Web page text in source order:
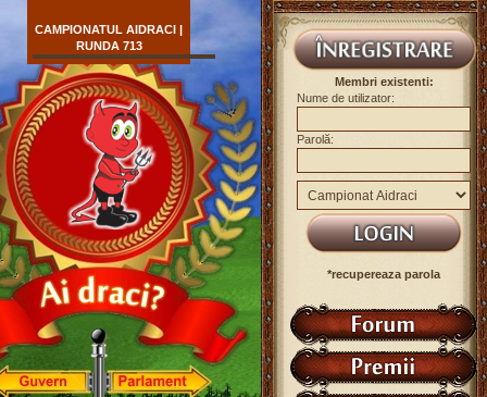
CAMPIONATUL AIDRACI |
RUNDA 713
Membri existenti:
Nume de utilizator:
Parolă:
*recupereaza parola